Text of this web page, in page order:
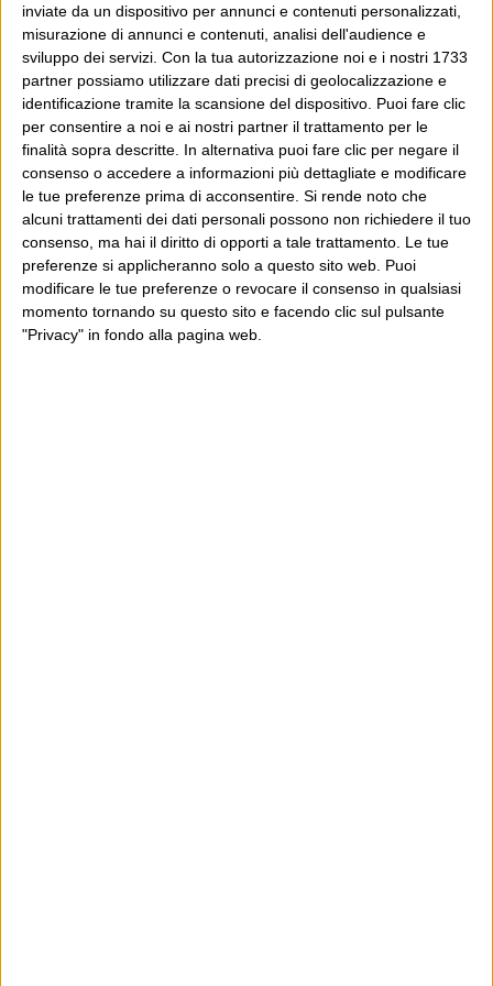
inviate da un dispositivo per annunci e contenuti personalizzati,
misurazione di annunci e contenuti, analisi dell'audience e
sviluppo dei servizi. Con la tua autorizzazione noi e i nostri 1733
partner possiamo utilizzare dati precisi di geolocalizzazione e
identificazione tramite la scansione del dispositivo. Puoi fare clic
per consentire a noi e ai nostri partner il trattamento per le
finalità sopra descritte. In alternativa puoi fare clic per negare il
consenso o accedere a informazioni più dettagliate e modificare
le tue preferenze prima di acconsentire. Si rende noto che
alcuni trattamenti dei dati personali possono non richiedere il tuo
consenso, ma hai il diritto di opporti a tale trattamento. Le tue
preferenze si applicheranno solo a questo sito web. Puoi
modificare le tue preferenze o revocare il consenso in qualsiasi
momento tornando su questo sito e facendo clic sul pulsante
"Privacy" in fondo alla pagina web.
non dalle sue grandi chances e ricchezze, ma a partire
dal suo disastro. Avendolo ben chiaro. Avendo ben
chiaro che è un lavoro ingrato, lungo, e con buone
probabilità perdente. Avendo come motto non “Yes we
can” – che sarebbe ipocrita e illusorio – ma “Maybe we
can’t, but we have no choice”.
Guardavo Obama il giorno dell’inaugurazione e pensavo
a quanto siano più facili le cose in un paese a cui puoi
dire – con una tollerabile dose di retorica – che è un
grande paese, che ce la farà, che tornerà a essere grande
come è sempre stato, che ha di cosa essere fiero. Quanto